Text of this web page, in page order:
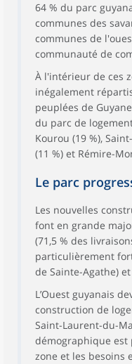
64 % du parc
communes des
communes de
communauté de
À l'intérieur de ces
inégalement
peuplées de
du parc de
Kourou (19 %),
(11 %) et Rémire-
Le parc
Les nouvelles
font en grande
(71,5 % des
particulièrement
de Sainte-Agathe)
L’Ouest guyanais
construction de
Saint-Laurent-du-
démographique est
zone et les besoins